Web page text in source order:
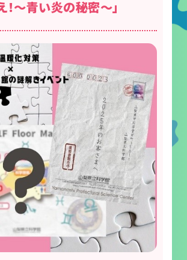
！～青い炎の秘密～」